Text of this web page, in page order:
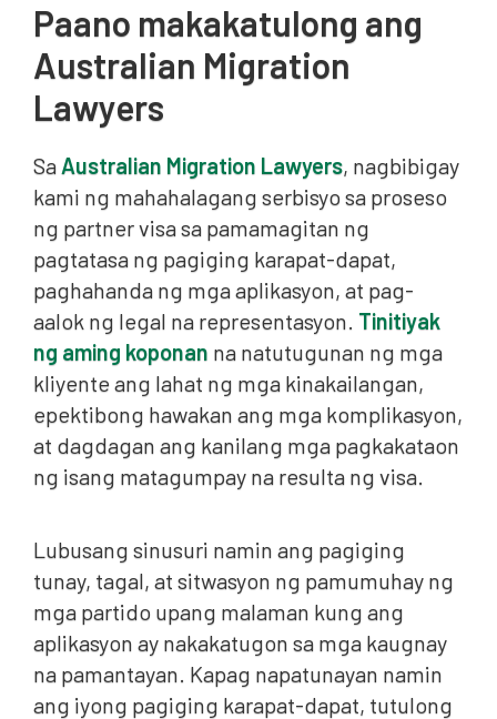
Paano makakatulong ang
Australian Migration
Lawyers
Sa Australian Migration Lawyers, nagbibigay
kami ng mahahalagang serbisyo sa proseso
ng partner visa sa pamamagitan ng
pagtatasa ng pagiging karapat-dapat,
paghahanda ng mga aplikasyon, at pag-
aalok ng legal na representasyon. Tinitiyak
ng aming koponan na natutugunan ng mga
kliyente ang lahat ng mga kinakailangan,
epektibong hawakan ang mga komplikasyon,
at dagdagan ang kanilang mga pagkakataon
ng isang matagumpay na resulta ng visa.
Lubusang sinusuri namin ang pagiging
tunay, tagal, at sitwasyon ng pamumuhay ng
mga partido upang malaman kung ang
aplikasyon ay nakakatugon sa mga kaugnay
na pamantayan. Kapag napatunayan namin
ang iyong pagiging karapat-dapat, tutulong